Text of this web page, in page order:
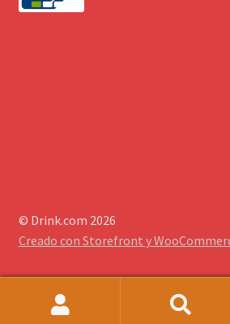
© Drink.com 2026
Creado con Storefront y